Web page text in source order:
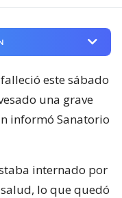
este sábado
una grave
informó Sanatorio
internado por
lo que quedó